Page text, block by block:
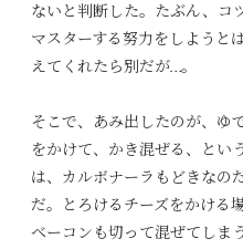
ないと判断した。たぶん、コ
マスターする努力をしようと
えてくれたら別だが…。
そこで、あみ出したのが、ゆ
をかけて、かき混ぜる、とい
は、カルボナーラもどきなの
だ。とろけるチーズをかける
ベーコンも切って混ぜてしま